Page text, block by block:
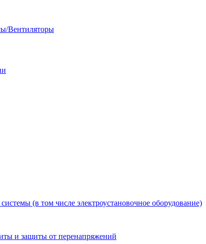
Вентиляторы
(в том числе электроустановочное оборудование)
и защиты от перенапряжений